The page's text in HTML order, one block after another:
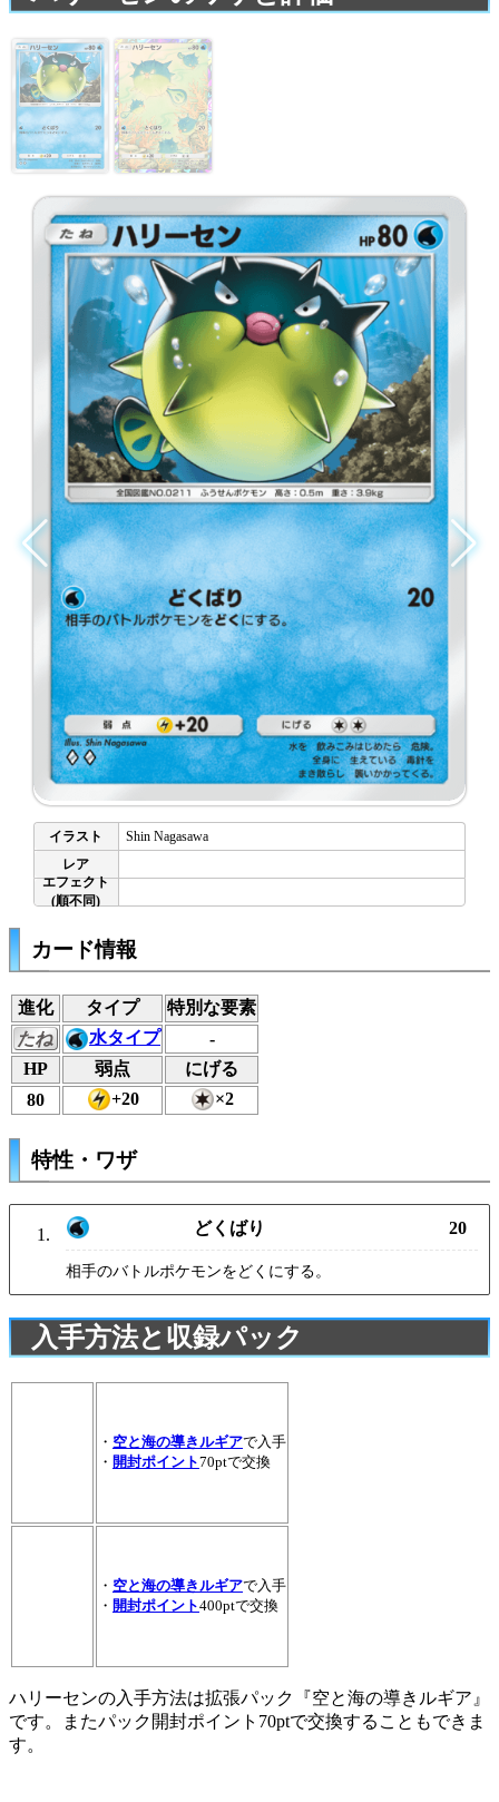
Shin Nagasawa
カード情報
進化 タイプ
特別な要素
たね
水タイプ
-
HP
弱点
にげる
80
+20 ×2
特性・ワザ
どくばり 20
相手のバトルポケモンをどくにする。
入手方法と収録パック
・ 空と海の導きルギアで入手
・ 開封ポイント70ptで交換
・ 空と海の導きルギアで入手
・ 開封ポイント400ptで交換
ハリーセンの入手方法は拡張パック『空と海の導きルギア』
です。またパック開封ポイント70ptで交換することもできま
す。